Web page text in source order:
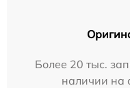
Более 20 тыс.
наличии на